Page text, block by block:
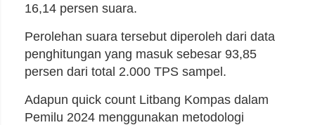
16,14 persen suara.
Perolehan suara tersebut diperoleh dari data
penghitungan yang masuk sebesar 93,85
persen dari total 2.000 TPS sampel.
Adapun quick count Litbang Kompas dalam
Pemilu 2024 menggunakan metodologi